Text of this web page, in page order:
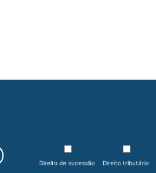
Direito de sucessão Direito tributário